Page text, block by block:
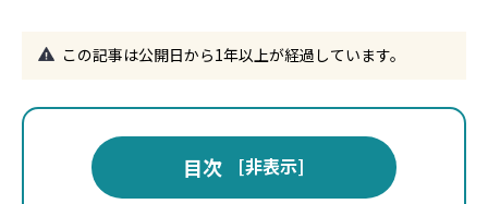
この記事は公開日から1年以上が経過しています。
目次 [非表示]